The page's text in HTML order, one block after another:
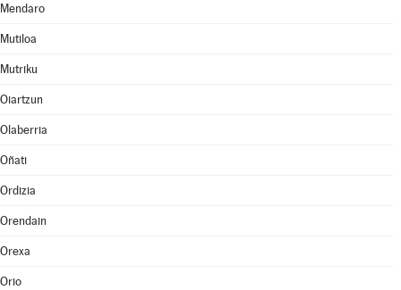
Mendaro
Mutiloa
Mutriku
Oiartzun
Olaberria
Oñati
Ordizia
Orendain
Orexa
Orio